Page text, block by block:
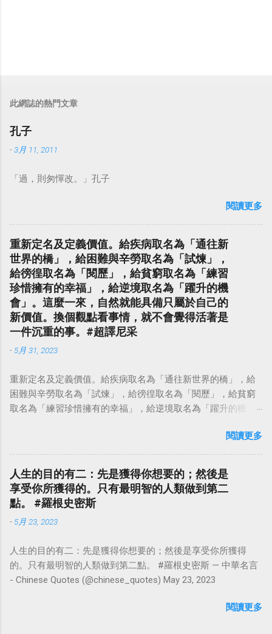
此網誌的熱門文章
孔子
-3月 11, 2011
「過，則匆憚改。」孔子
閱讀更多
重新定名及定義價值。給疾病取名為「通往新
世界的橋」，給困難與辛勞取名為「試煉」，
給徬徨取名為「閱歷」，給貧窮取名為「練習
珍惜擁有的幸福」，給逆境取名為「躍升的機
會」。這麼一來，自然就能具備只屬於自己的
新價值。換個觀點看事情，就不會覺得活著是
一件沉重的事。#超譯尼采
- 5月 31, 2023
重新定名及定義價值。給疾病取名為「通往新世界的橋」，給
困難與辛勞取名為「試煉」，給徬徨取名為「閱歷」，給貧窮
取名為「練習珍惜擁有的幸福」，給逆境取名為「躍升的機
點看事情，就不會覺得活著是一件沉重的事。#超譯尼采 — 中
華名言 - Chinese Quotes (@chinese_quotes) May 23, 2023
閱讀更多
人生的目的有二：先是獲得你想要的；然後是
享受你所獲得的。只有最明智的人類做到第二
點。 #羅根史密斯
- 5月 23, 2023
人生的目的有二：先是獲得你想要的；然後是享受你所獲得
的。只有最明智的人類做到第二點。 #羅根史密斯 — 中華名言
- Chinese Quotes (@chinese_quotes) May 23, 2023
閱讀更多